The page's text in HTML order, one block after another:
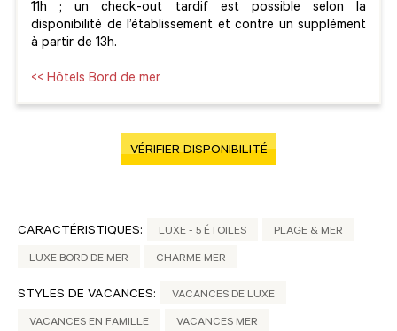
11h ; un check-out tardif est possible selon la
disponibilité de l’établissement et contre un supplément
à partir de 13h.
<< Hôtels Bord de mer
VÉRIFIER DISPONIBILITÉ
CARACTÉRISTIQUES: LUXE - 5 ÉTOILES PLAGE & MER
LUXE BORD DE MER CHARME MER
STYLES DE VACANCES: VACANCES DE LUXE
VACANCES EN FAMILLE VACANCES MER